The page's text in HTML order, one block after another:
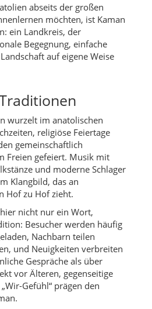
abseits der großen
möchten, ist Kaman
ein Landkreis, der
Begegnung, einfache
auf eigene Weise
wurzelt im anatolischen
religiöse Feiertage
gemeinschaftlich
Freien gefeiert. Musik mit
und moderne Schlager
Klangbild, das an
Hof zu Hof zieht.
nicht nur ein Wort,
Besucher werden häufig
Nachbarn teilen
und Neuigkeiten verbreiten
Gespräche als über
vor Älteren, gegenseitige
Gefühl“ prägen den